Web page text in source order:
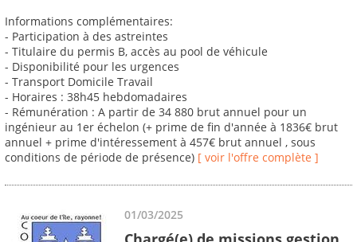
Informations complémentaires:
- Participation à des astreintes
- Titulaire du permis B, accès au pool de véhicule
- Disponibilité pour les urgences
- Transport Domicile Travail
- Horaires : 38h45 hebdomadaires
- Rémunération : A partir de 34 880 brut annuel pour un
ingénieur au 1er échelon (+ prime de fin d'année à 1836€ brut
annuel + prime d'intéressement à 457€ brut annuel , sous
conditions de période de présence) [ voir l'offre complète ]
01/03/2025